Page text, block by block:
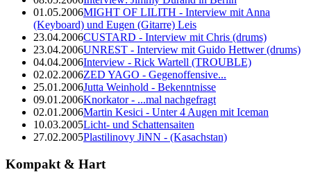
01.05.2006MIGHT OF LILITH - Interview mit Anna
(Keyboard) und Eugen (Gitarre) Leis
23.04.2006CUSTARD - Interview mit Chris (drums)
23.04.2006UNREST - Interview mit Guido Hettwer (drums)
04.04.2006Interview - Rick Wartell (TROUBLE)
02.02.2006ZED YAGO - Gegenoffensive...
25.01.2006Jutta Weinhold - Bekenntnisse
09.01.2006Knorkator - ...mal nachgefragt
02.01.2006Martin Kesici - Unter 4 Augen mit Iceman
10.03.2005Licht- und Schattensaiten
27.02.2005Plastilinovy JiNN - (Kasachstan)
Kompakt & Hart